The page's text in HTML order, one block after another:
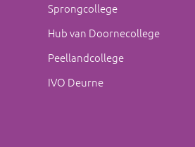
Sprongcollege
Hub van Doornecollege
Peellandcollege
IVO Deurne